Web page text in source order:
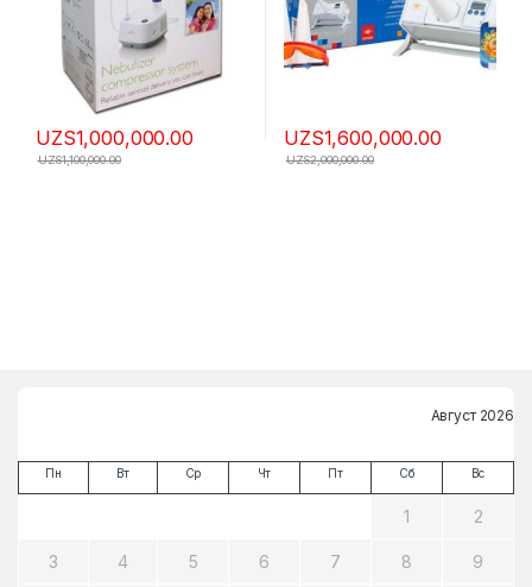
UZS1,000,000.00
UZS1,100,000.00
UZS1,600,000.00
UZS2,000,000.00
Август 2026
Пн Вт Ср Чт Пт Сб Вс
1 2
3 4 5 6 7 8 9